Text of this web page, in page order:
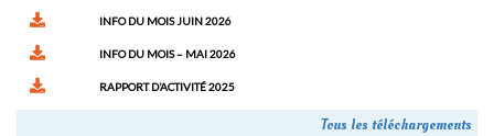
INFO DU MOIS JUIN 2026
INFO DU MOIS – MAI 2026
RAPPORT D’ACTIVITÉ 2025
Tous les téléchargements